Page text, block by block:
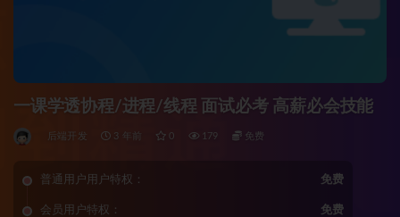
一课学透协程/进程/线程 面试必考 高薪必会技能
后端开发 3 年前 0 179 免费
普通用户用户特权： 免费
会员用户特权： 免费